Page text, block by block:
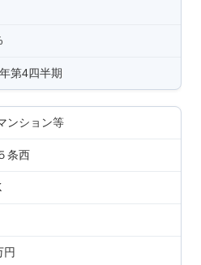
第4四半期
ンション等
条西
円